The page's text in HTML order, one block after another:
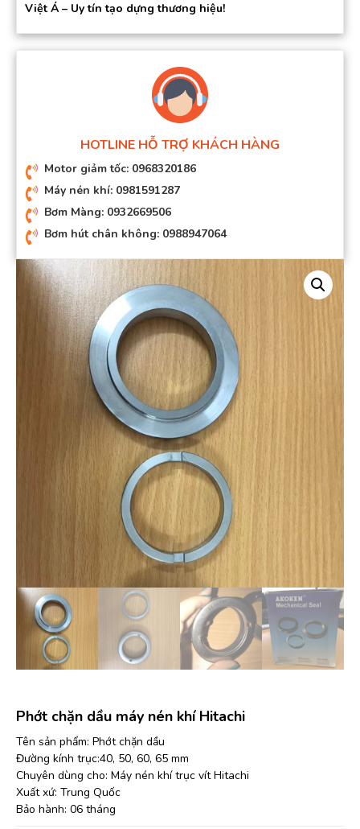
Việt Á – Uy tín tạo dựng thương hiệu!
HOTLINE HỖ TRỢ KHÁCH HÀNG
Motor giảm tốc: 0968320186
Máy nén khí: 0981591287
Bơm Màng: 0932669506
Bơm hút chân không: 0988947064
Phớt chặn dầu máy nén khí Hitachi
Tên sản phẩm: Phớt chặn dầu
Đường kính trục:40, 50, 60, 65 mm
Chuyên dùng cho: Máy nén khí trục vít Hitachi
Xuất xứ: Trung Quốc
Bảo hành: 06 tháng